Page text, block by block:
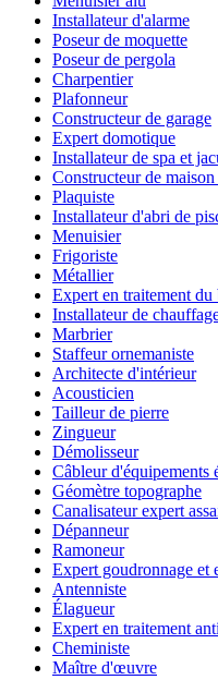
Installateur d'alarme
Poseur de moquette
Poseur de pergola
Charpentier
Plafonneur
Constructeur de garage
Expert domotique
Installateur de spa et
Constructeur de
Plaquiste
Installateur d'abri de
Menuisier
Frigoriste
Métallier
Expert en traitement du
Installateur de
Marbrier
Staffeur ornemaniste
Architecte d'intérieur
Acousticien
Tailleur de pierre
Zingueur
Démolisseur
Câbleur d'équipements
Géomètre topographe
Canalisateur expert
Dépanneur
Ramoneur
Expert goudronnage et
Antenniste
Élagueur
Expert en traitement
Cheministe
Maître d'œuvre